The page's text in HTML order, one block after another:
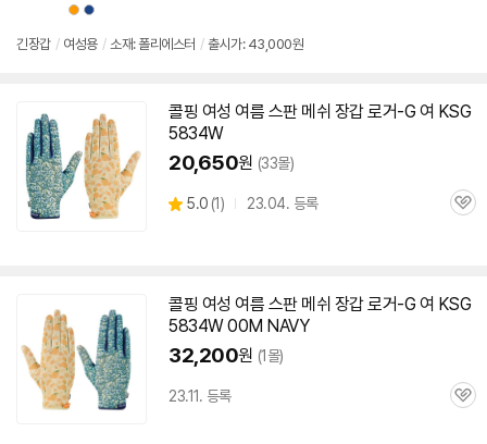
상
품
색
상
상
품
색
상
긴장갑 / 여성용 / 소재: 폴리에스터 / 출시가: 43,000원
콜핑 여성 여름 스판 메쉬 장갑 로거-G 여 KSG
5834W
20,650원 (33몰)
별
5.0 (상
1) 23.04. 등록
관
콜핑 여성 여름 스판 메쉬 장갑 로거-G 여 KSG
5834W00M NAVY
32,200원 (1몰)
23.11. 등록
관